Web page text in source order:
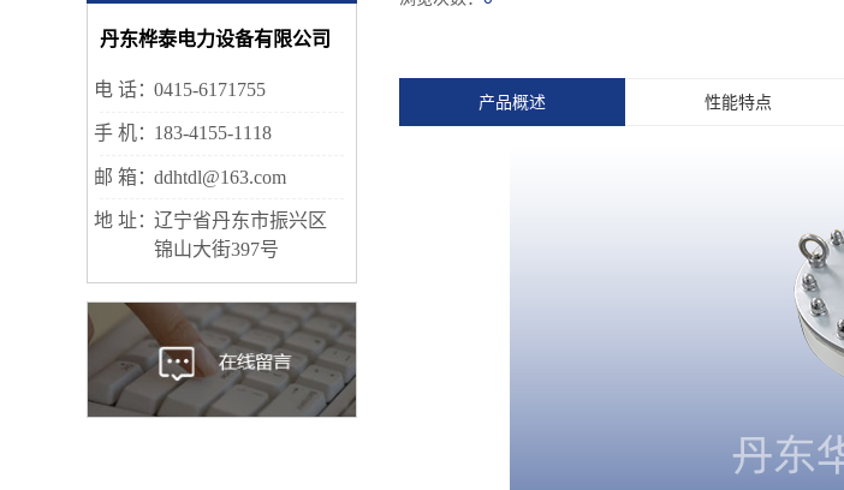
丹东桦泰电力设备有限公司
电 话：0415-6171755
手 机：183-4155-1118
邮 箱：ddhtdl@163.com
地 址：辽宁省丹东市振兴区
锦山大街397号
产品概述 性能特点